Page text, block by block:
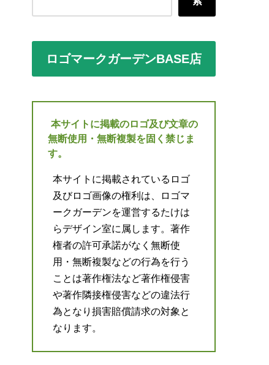
ロゴマークガーデンBASE店
本サイトに掲載のロゴ及び文章の
無断使用・無断複製を固く禁じま
す。
本サイトに掲載されているロゴ
及びロゴ画像の権利は、ロゴマ
ークガーデンを運営するたけは
らデザイン室に属します。著作
権者の許可承諾がなく無断使
用・無断複製などの行為を行う
ことは著作権法など著作権侵害
や著作隣接権侵害などの違法行
為となり損害賠償請求の対象と
なります。